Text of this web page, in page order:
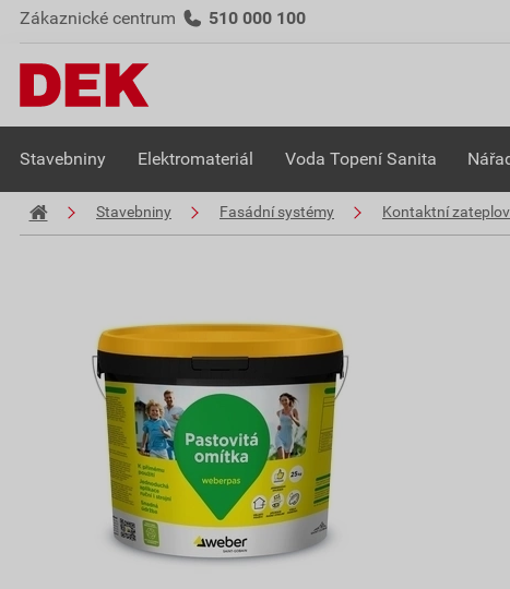
Zákaznické centrum 510 000 100
Stavebniny Elektromateriál Voda Topení Sanita
Stavebniny Fasádní systémy Kontaktní